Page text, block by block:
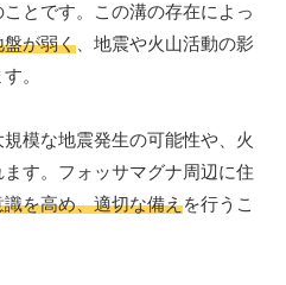
とです。この溝の存在によっ
盤が弱く 、地震や火山活動の影
。
模な地震発生の可能性や、火
す。フォッサマグナ周辺に住
を高め、適切な備えを行うこ